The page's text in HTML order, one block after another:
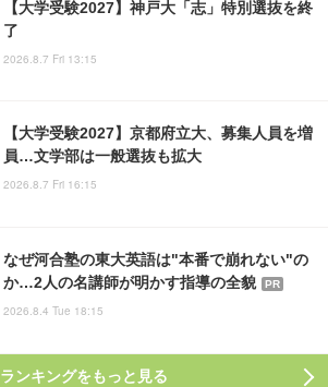
【大学受験2027】神戸大「志」特別選抜を終
了
2026.8.7 Fri 13:15
【大学受験2027】京都府立大、募集人員を増
員…文学部は一般選抜も拡大
2026.8.7 Fri 16:15
なぜ河合塾の東大英語は"本番で崩れない"の
か…2人の名講師が明かす指導の全貌
PR
2026.8.4 Tue 18:15
ランキングをもっと見る